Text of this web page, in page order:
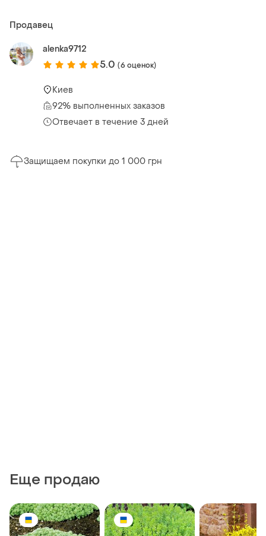
Продавец
alenka9712
5.0 (6 оценок)
Киев
92% выполненных заказов
Отвечает в течение 3 дней
Защищаем покупки до 1 000 грн
Еще продаю